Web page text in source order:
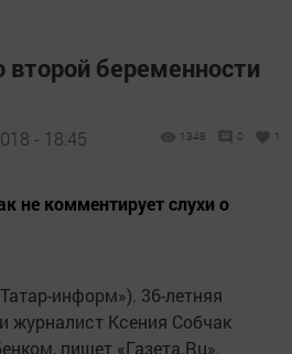
второй беременности
- 18:45 1348 0 1
не комментирует слухи о
информ»). 36-летняя
журналист Ксения Собчак
пишет «Газета.Ru».